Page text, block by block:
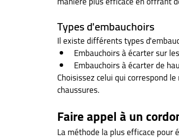
Types d'embauchoirs
Il existe différents types
Embauchoirs à écarter sur
Embauchoirs à écarter de
Choisissez celui qui correspond
chaussures.
Faire appel à un
La méthode la plus efficace pour